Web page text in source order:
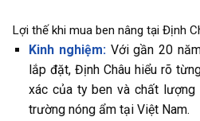
Lợi thế khi mua ben nâng tại Định
Kinh nghiệm: Với gần 20
lắp đặt, Định Châu hiểu rõ
xác của ty ben và chất
trường nóng ẩm tại Việt Nam.